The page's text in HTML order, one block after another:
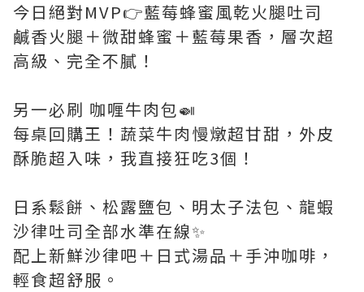
今日絕對MVP👉藍莓蜂蜜風乾火腿吐司
鹹香火腿＋微甜蜂蜜＋藍莓果香，層次超
高級、完全不膩！
另一必刷 咖喱牛肉包🍛
每桌回購王！蔬菜牛肉慢燉超甘甜，外皮
酥脆超入味，我直接狂吃3個！
日系鬆餅、松露鹽包、明太子法包、龍蝦
沙律吐司全部水準在線✨
配上新鮮沙律吧＋日式湯品＋手沖咖啡，
輕食超舒服。